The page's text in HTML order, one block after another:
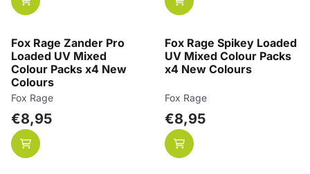
Fox Rage Zander Pro
Loaded UV Mixed
Colour Packs x4 New
Colours
Merk:
Fox Rage
Prijs: 8,95
€8,95
Fox Rage Spikey Loaded
UV Mixed Colour Packs
x4 New Colours
Merk:
Fox Rage
Prijs: 8,95
€8,95